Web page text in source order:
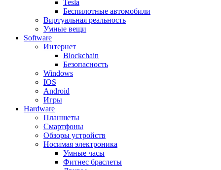
Tesla
Беспилотные автомобили
Виртуальная реальность
Умные вещи
Software
Интернет
Blockchain
Безопасность
Windows
IOS
Android
Игры
Hardware
Планшеты
Смартфоны
Обзоры устройств
Носимая электроника
Умные часы
Фитнес браслеты